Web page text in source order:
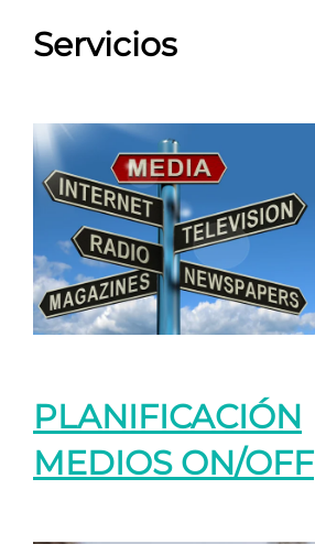
Servicios
PLANIFICACIÓN
MEDIOS ON/OFF